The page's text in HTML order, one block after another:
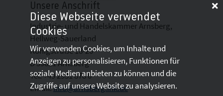
Unsere Anschrift
Industrie- und Handelskammer Arnsberg,
Hellweg-Sauerland
Königstraße 18-20
D 59821 Arnsberg
Tel: +49 2931 878 0
Email:info@arnsberg.ihk.de
Diese Webseite verwendet
Cookies
Wir verwenden Cookies, um Inhalte und
Anzeigen zu personalisieren, Funktionen für
soziale Medien anbieten zu können und die
Zugriffe auf unsere Website zu analysieren.